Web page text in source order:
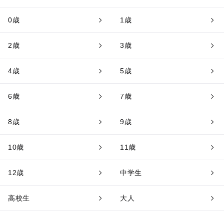
0歳 1歳
2歳 3歳
4歳 5歳
6歳 7歳
8歳 9歳
10歳 11歳
12歳 中学生
高校生 大人